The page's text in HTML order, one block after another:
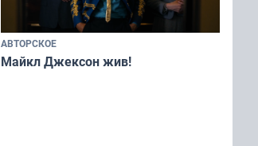
АВТОРСКОЕ
Майкл Джексон жив!